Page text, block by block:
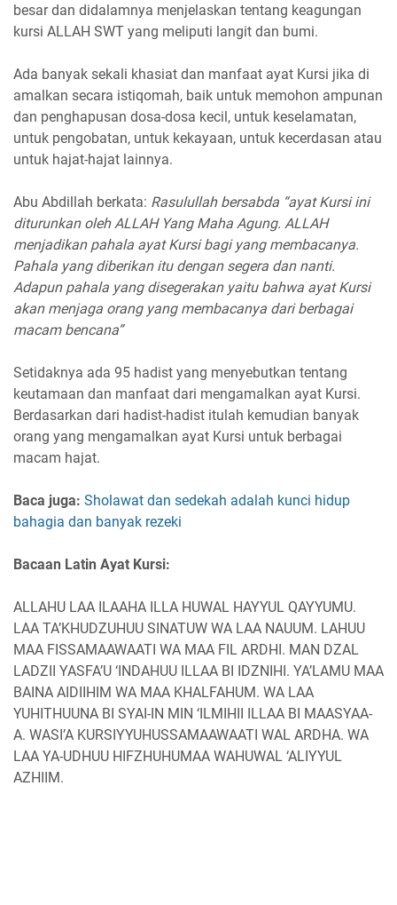
besar dan didalamnya menjelaskan tentang keagungan
kursi ALLAH SWT yang meliputi langit dan bumi.
Ada banyak sekali khasiat dan manfaat ayat Kursi jika di
amalkan secara istiqomah, baik untuk memohon ampunan
dan penghapusan dosa-dosa kecil, untuk keselamatan,
untuk pengobatan, untuk kekayaan, untuk kecerdasan atau
untuk hajat-hajat lainnya.
Abu Abdillah berkata: Rasulullah bersabda “ayat Kursi ini
diturunkan oleh ALLAH Yang Maha Agung. ALLAH
menjadikan pahala ayat Kursi bagi yang membacanya.
Pahala yang diberikan itu dengan segera dan nanti.
Adapun pahala yang disegerakan yaitu bahwa ayat Kursi
akan menjaga orang yang membacanya dari berbagai
macam bencana”
Setidaknya ada 95 hadist yang menyebutkan tentang
keutamaan dan manfaat dari mengamalkan ayat Kursi.
Berdasarkan dari hadist-hadist itulah kemudian banyak
orang yang mengamalkan ayat Kursi untuk berbagai
macam hajat.
Baca juga: Sholawat dan sedekah adalah kunci hidup
bahagia dan banyak rezeki
Bacaan Latin Ayat Kursi:
ALLAHU LAA ILAAHA ILLA HUWAL HAYYUL QAYYUMU.
LAA TA’KHUDZUHUU SINATUW WA LAA NAUUM. LAHUU
MAA FISSAMAAWAATI WA MAA FIL ARDHI. MAN DZAL
LADZII YASFA’U ‘INDAHUU ILLAA BI IDZNIHI. YA’LAMU MAA
BAINA AIDIIHIM WA MAA KHALFAHUM. WA LAA
YUHITHUUNA BI SYAI-IN MIN ‘ILMIHII ILLAA BI MAASYAA-
A. WASI’A KURSIYYUHUSSAMAAWAATI WAL ARDHA. WA
LAA YA-UDHUU HIFZHUHUMAA WAHUWAL ‘ALIYYUL
AZHIIM.